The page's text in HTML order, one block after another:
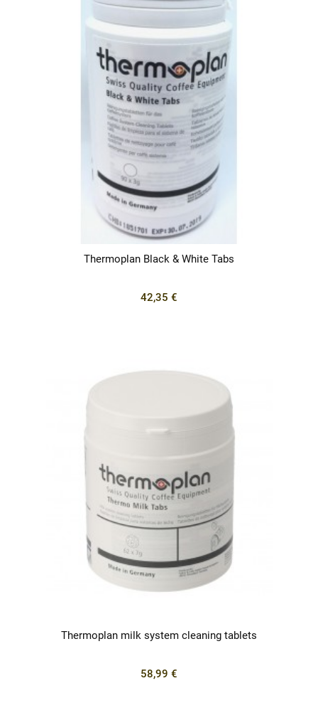
Thermoplan Black & White Tabs
42,35 €
Thermoplan milk system cleaning tablets
58,99 €